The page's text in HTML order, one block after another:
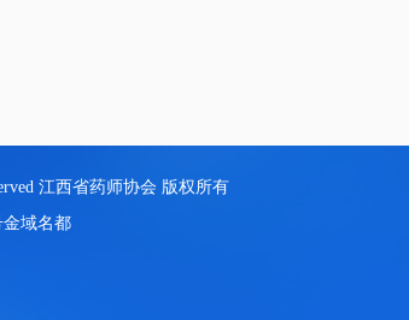
江西省药师协会 版权所有
域名都